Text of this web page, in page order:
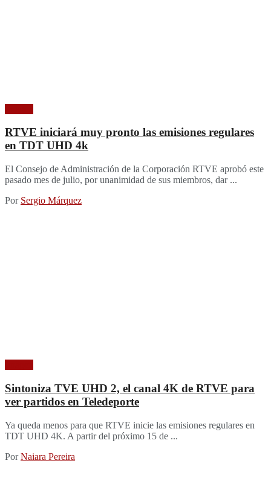
RTVE iniciará muy pronto las emisiones regulares
en TDT UHD 4k
El Consejo de Administración de la Corporación RTVE aprobó este
pasado mes de julio, por unanimidad de sus miembros, dar ...
Por Sergio Márquez
Sintoniza TVE UHD 2, el canal 4K de RTVE para
ver partidos en Teledeporte
Ya queda menos para que RTVE inicie las emisiones regulares en
TDT UHD 4K. A partir del próximo 15 de ...
Por Naiara Pereira